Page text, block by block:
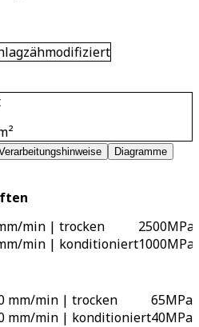
Diagramme
min | trocken
min | konditioniert
2500MPa
1000MPa
mm/min | trocken
mm/min | konditioniert
65MPa
40MPa